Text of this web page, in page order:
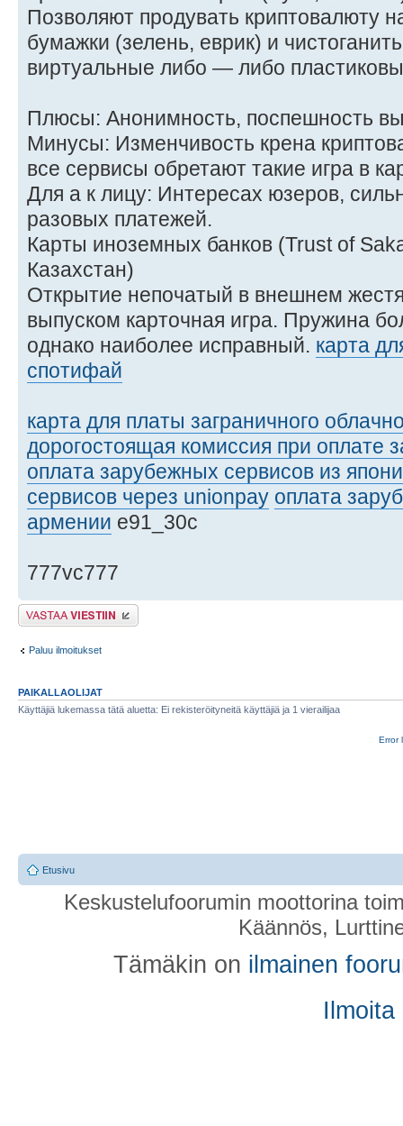
Позволяют продувать криптовалюту
бумажки (зелень, еврик) и
виртуальные либо — либо
Плюсы: Анонимность, поспешность
Минусы: Изменчивость крена
все сервисы обретают такие игра в
Для а к лицу: Интересах юзеров,
разовых платежей.
Карты иноземных банков (Trust of
Казахстан)
Открытие непочатый в внешнем
выпуском карточная игра. Пружина
однако наиболее исправный. карта
спотифай
карта для платы заграничного
дорогостоящая комиссия при оплате
оплата зарубежных сервисов из
сервисов через unionpay оплата
армении e91_30c
777vc777
Lähetä vastaus
Paluu ilmoitukset
PAIKALLAOLIJAT
Käyttäjiä lukemassa tätä aluetta: Ei rekisteröityneitä käyttäjiä ja 1 vierailijaa
Error
Etusivu
Keskustelufoorumin moottorina
Käännös,
Tämäkin on ilmainen